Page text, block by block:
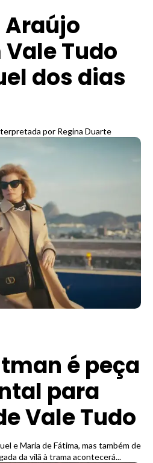
Araújo
Tudo
dos dias
por Regina Duarte
é peça
para
Vale Tudo
e Maria de Fátima, mas também de
da vilã à trama acontecerá...